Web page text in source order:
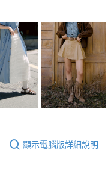
顯示電腦版詳細說明